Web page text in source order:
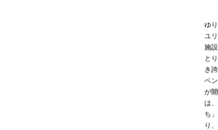
ゆ
ユ
施
と
き
ベ
が
は
ち
り